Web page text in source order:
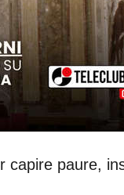
capire paure,